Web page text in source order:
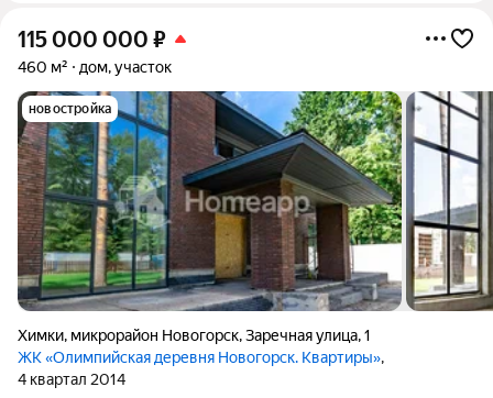
115 000 000 ₽
460 м² дом, участок
новостройка
Химки, микрорайон Новогорск,Заречная улица,1
ЖК «Олимпийская деревня Новогорск. Квартиры»,
4 квартал 2014